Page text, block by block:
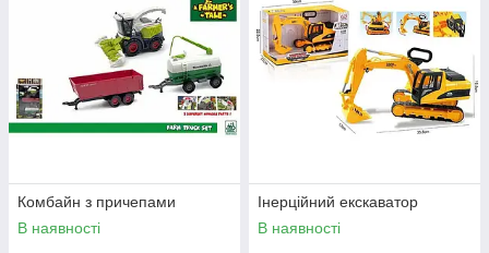
Комбайн з причепами
В наявності
Інерційний екскаватор
В наявності